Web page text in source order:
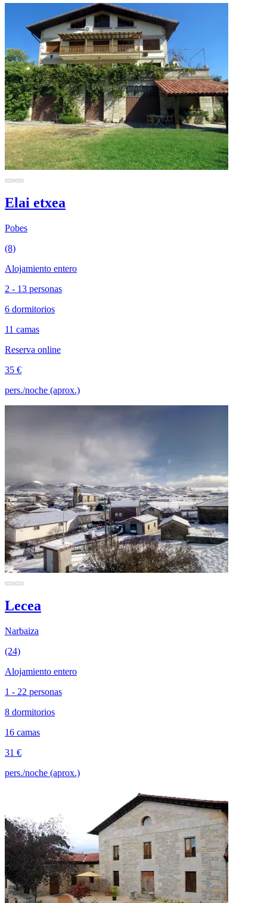
Elai etxea
Pobes
(8)
Alojamiento entero
2 - 13 personas
6 dormitorios
11 camas
Reserva online
35 €
pers./noche (aprox.)
Lecea
Narbaiza
(24)
Alojamiento entero
1 - 22 personas
8 dormitorios
16 camas
31 €
pers./noche (aprox.)